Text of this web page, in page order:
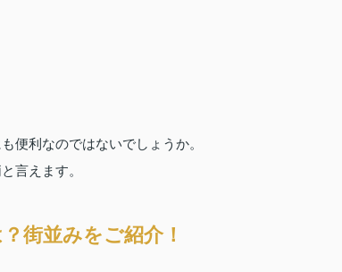
便利なのではないでしょうか。
言えます。
街並みをご紹介！